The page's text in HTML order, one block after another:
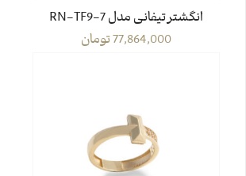
انگشتر تیفانی مدل RN-TF9-7
77,864,000تومان